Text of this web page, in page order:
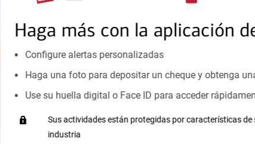
Haga más con la aplicación
Configure alertas personalizadas
Haga una foto para depositar un cheque y obtenga
Use su huella digital o Face ID para acceder
Sus actividades están protegidas por características de
industria
Programe una cita
Vea si nuestro centro de ayuda en línea puede